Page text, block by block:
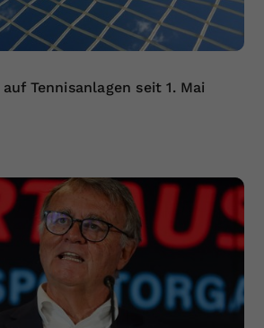
Tennisanlagen seit 1. Mai